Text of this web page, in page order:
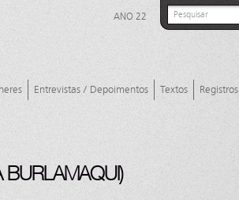
ANO 22
Entrevistas / Depoimentos Textos Registros
BURLAMAQUI)